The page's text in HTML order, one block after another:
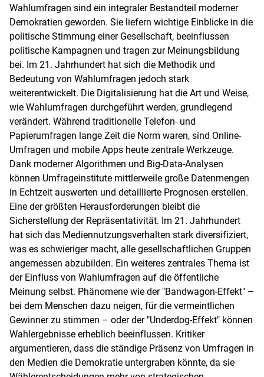
Wahlumfragen sind ein integraler Bestandteil moderner
Demokratien geworden. Sie liefern wichtige Einblicke in die
politische Stimmung einer Gesellschaft, beeinflussen
politische Kampagnen und tragen zur Meinungsbildung
bei. Im 21. Jahrhundert hat sich die Methodik und
Bedeutung von Wahlumfragen jedoch stark
weiterentwickelt. Die Digitalisierung hat die Art und Weise,
wie Wahlumfragen durchgeführt werden, grundlegend
verändert. Während traditionelle Telefon- und
Papierumfragen lange Zeit die Norm waren, sind Online-
Umfragen und mobile Apps heute zentrale Werkzeuge.
Dank moderner Algorithmen und Big-Data-Analysen
können Umfrageinstitute mittlerweile große Datenmengen
in Echtzeit auswerten und detaillierte Prognosen erstellen.
Eine der größten Herausforderungen bleibt die
Sicherstellung der Repräsentativität. Im 21. Jahrhundert
hat sich das Mediennutzungsverhalten stark diversifiziert,
was es schwieriger macht, alle gesellschaftlichen Gruppen
angemessen abzubilden. Ein weiteres zentrales Thema ist
der Einfluss von Wahlumfragen auf die öffentliche
Meinung selbst. Phänomene wie der "Bandwagon-Effekt" –
bei dem Menschen dazu neigen, für die vermeintlichen
Gewinner zu stimmen – oder der "Underdog-Effekt" können
Wahlergebnisse erheblich beeinflussen. Kritiker
argumentieren, dass die ständige Präsenz von Umfragen in
den Medien die Demokratie untergraben könnte, da sie